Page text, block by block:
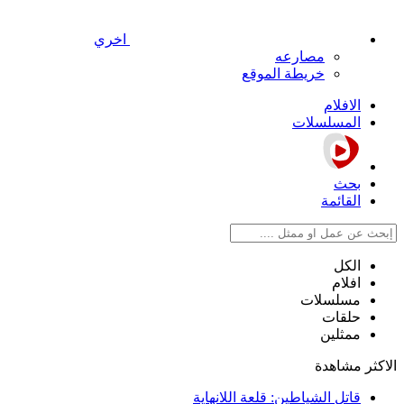
اخري
مصارعه
خريطة الموقع
الافلام
المسلسلات
بحث
القائمة
الكل
افلام
مسلسلات
حلقات
ممثلين
الاكثر مشاهدة
قاتل الشياطين: قلعة اللانهاية